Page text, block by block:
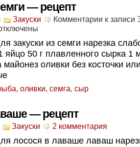
— рецепт
Закуски Комментарии к записи
закуски из семги нарезка
яйцо 50 г плавленного сырка 1
майонез оливки без косточки
, оливки, семга, сыр
— рецепт
Закуски 2 комментария
лосося в лаваше лаваш